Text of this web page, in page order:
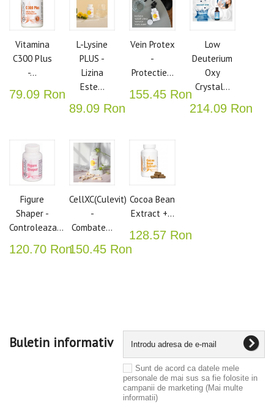
Vitamina
C300 Plus
-...
79.09 Ron
L-Lysine
PLUS -
Lizina
Este...
89.09 Ron
Vein Protex
-
Protectie...
155.45 Ron
Low
Deuterium
Oxy
Crystal...
214.09 Ron
Figure
Shaper -
Controleaza...
120.70 Ron
CellXC(Culevit)
-
Combate...
150.45 Ron
Cocoa Bean
Extract +...
128.57 Ron
Buletin informativ
Sunt de acord ca datele mele
personale de mai sus sa fie folosite in
campanii de marketing (Mai multe
informatii)